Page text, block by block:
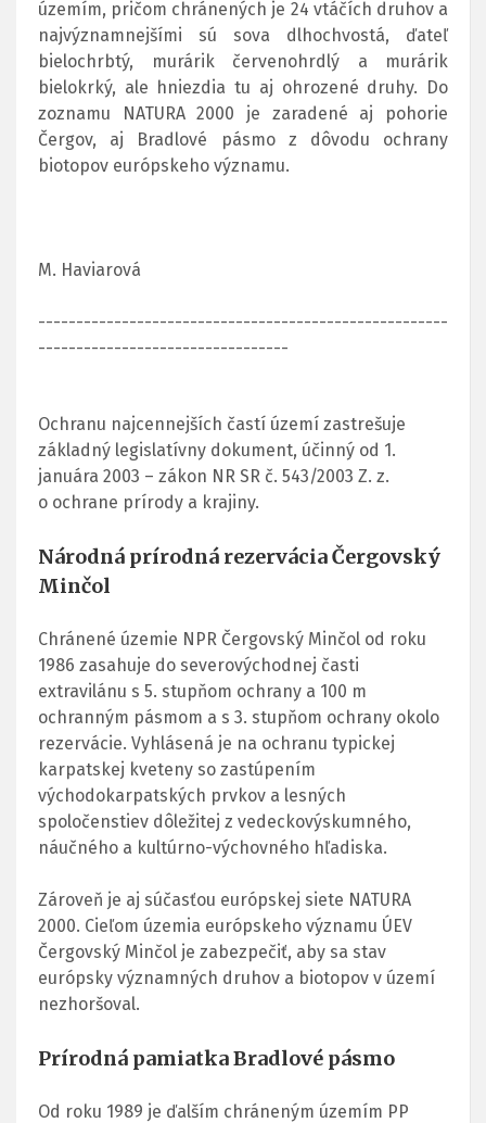
územím, pričom chránených je 24 vtáčích druhov a
najvýznamnejšími sú sova dlhochvostá, ďateľ
bielochrbtý, murárik červenohrdlý a murárik
bielokrký, ale hniezdia tu aj ohrozené druhy. Do
zoznamu NATURA 2000 je zaradené aj pohorie
Čergov, aj Bradlové pásmo z dôvodu ochrany
biotopov európskeho významu.
M. Haviarová
------------------------------------------------------
---------------------------------
Ochranu najcennejších častí území zastrešuje
základný legislatívny dokument, účinný od 1.
januára 2003 – zákon NR SR č. 543/2003 Z. z.
o ochrane prírody a krajiny.
Národná prírodná rezervácia Čergovský
Minčol
Chránené územie NPR Čergovský Minčol od roku
1986 zasahuje do severovýchodnej časti
extravilánu s 5. stupňom ochrany a 100 m
ochranným pásmom a s 3. stupňom ochrany okolo
rezervácie. Vyhlásená je na ochranu typickej
karpatskej kveteny so zastúpením
východokarpatských prvkov a lesných
spoločenstiev dôležitej z vedeckovýskumného,
náučného a kultúrno-výchovného hľadiska.
Zároveň je aj súčasťou európskej siete NATURA
2000. Cieľom územia európskeho významu ÚEV
Čergovský Minčol je zabezpečiť, aby sa stav
európsky významných druhov a biotopov v území
nezhoršoval.
Prírodná pamiatka Bradlové pásmo
Od roku 1989 je ďalším chráneným územím PP